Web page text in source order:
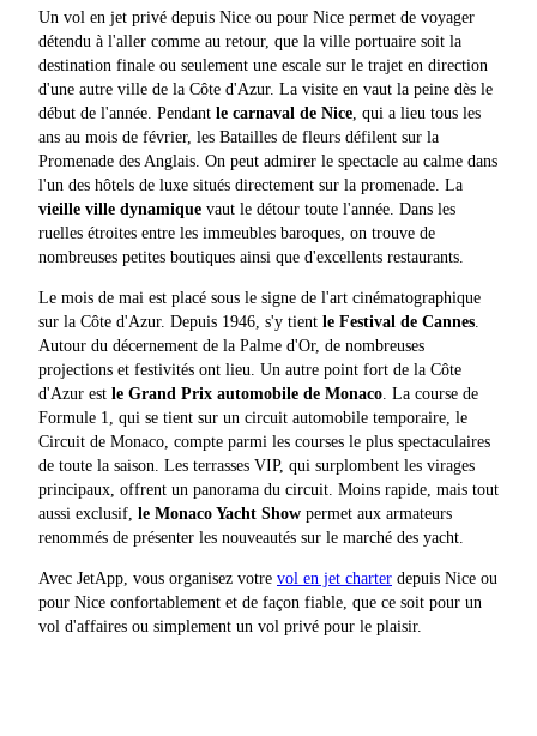
Un vol en jet privé depuis Nice ou pour Nice permet de voyager
détendu à l'aller comme au retour, que la ville portuaire soit la
destination finale ou seulement une escale sur le trajet en direction
d'une autre ville de la Côte d'Azur. La visite en vaut la peine dès le
début de l'année. Pendant le carnaval de Nice , qui a lieu tous les
ans au mois de février, les Batailles de fleurs défilent sur la
Promenade des Anglais. On peut admirer le spectacle au calme dans
l'un des hôtels de luxe situés directement sur la promenade. La
vieille ville dynamique vaut le détour toute l'année. Dans les
ruelles étroites entre les immeubles baroques, on trouve de
nombreuses petites boutiques ainsi que d'excellents restaurants.
Le mois de mai est placé sous le signe de l'art cinématographique
sur la Côte d'Azur. Depuis 1946, s'y tient le Festival de Cannes
Autour du décernement de la Palme d'Or, de nombreuses
projections et festivités ont lieu. Un autre point fort de la Côte
d'Azur est le Grand Prix automobile de Monaco . La course de
Formule 1, qui se tient sur un circuit automobile temporaire, le
Circuit de Monaco, compte parmi les courses le plus spectaculaires
de toute la saison. Les terrasses VIP, qui surplombent les virages
principaux, offrent un panorama du circuit. Moins rapide, mais tout
aussi exclusif, le Monaco Yacht Show permet aux armateurs
renommés de présenter les nouveautés sur le marché des yacht.
Avec JetApp, vous organisez votre vol en jet charter depuis Nice ou
pour Nice confortablement et de façon fiable, que ce soit pour un
vol d'affaires ou simplement un vol privé pour le plaisir.